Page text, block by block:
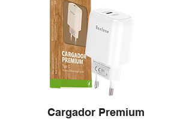
Cargador Premium